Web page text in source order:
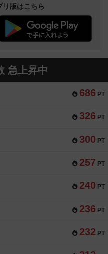
リ版はこちら
急上昇中
686 PT
326 PT
300 PT
257 PT
240 PT
236 PT
232 PT